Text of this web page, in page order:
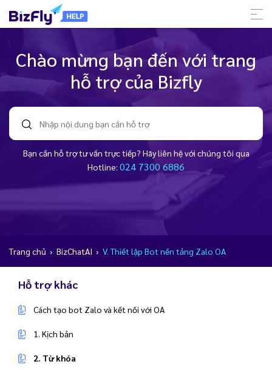
Chào mừng bạn đến với trang
hỗ trợ của Bizfly
Bạn cần hỗ trợ tư vấn trực tiếp? Hãy liên hệ với chúng tôi qua
Hotline: 024 7300 6886
Trang chủ › BizChatAI › V. Thiết lập Bot nền tảng Zalo OA
Hỗ trợ khác
Cách tạo bot Zalo và kết nối với OA
1. Kịch bản
2. Từ khóa